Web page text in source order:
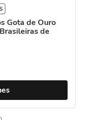
Gota de Ouro
de